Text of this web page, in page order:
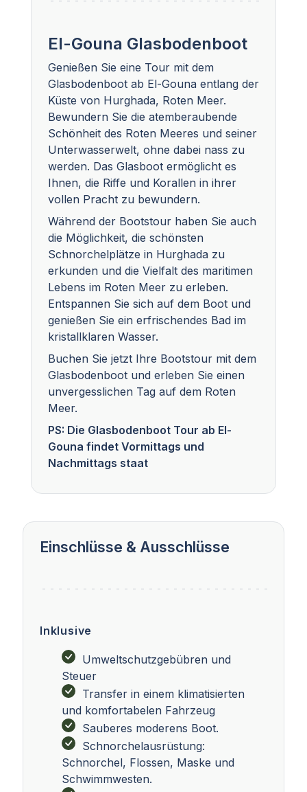
El-Gouna Glasbodenboot
Genießen Sie eine Tour mit dem
Glasbodenboot ab El-Gouna entlang der
Küste von Hurghada, Roten Meer.
Bewundern Sie die atemberaubende
Schönheit des Roten Meeres und seiner
Unterwasserwelt, ohne dabei nass zu
werden. Das Glasboot ermöglicht es
Ihnen, die Riffe und Korallen in ihrer
vollen Pracht zu bewundern.
Während der Bootstour haben Sie auch
die Möglichkeit, die schönsten
Schnorchelplätze in Hurghada zu
erkunden und die Vielfalt des maritimen
Lebens im Roten Meer zu erleben.
Entspannen Sie sich auf dem Boot und
genießen Sie ein erfrischendes Bad im
kristallklaren Wasser.
Buchen Sie jetzt Ihre Bootstour mit dem
Glasbodenboot und erleben Sie einen
unvergesslichen Tag auf dem Roten
Meer.
PS: Die Glasbodenboot Tour ab El-
Gouna findet Vormittags und
Nachmittags staat
Einschlüsse & Ausschlüsse
Inklusive
Umweltschutzgebübren und
Steuer
Transfer in einem klimatisierten
und komfortabelen Fahrzeug
Sauberes moderens Boot.
Schnorchelausrüstung:
Schnorchel, Flossen, Maske und
Schwimmwesten.